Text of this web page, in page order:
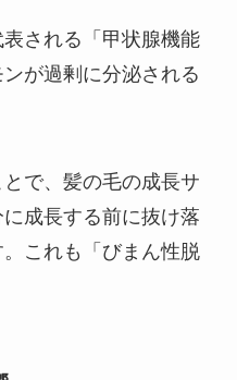
される「甲状腺機能
が過剰に分泌される
で、髪の毛の成長サ
成長する前に抜け落
これも「びまん性脱